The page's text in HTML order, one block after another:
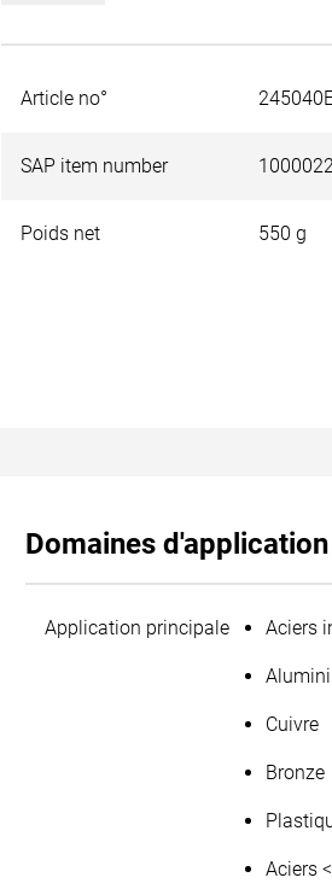
Article no°
SAP item number
Poids net 550 g
Domaines d'application
Application principale Aciers
Cuivre
Bronze
Aciers